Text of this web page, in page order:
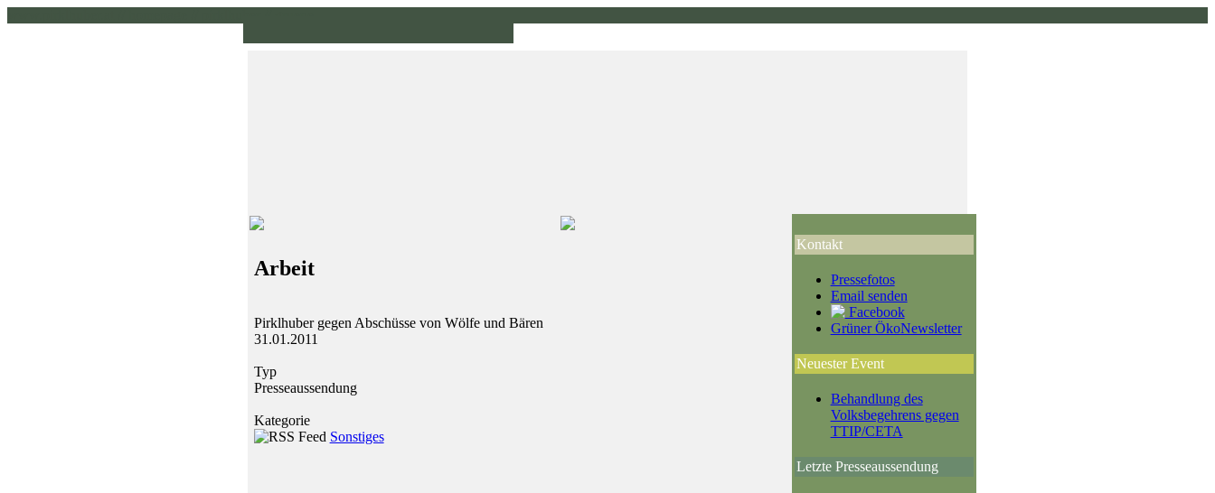
Arbeit
Pirklhuber gegen Abschüsse von Wölfe und Bären
31.01.2011
Typ
Presseaussendung
Kategorie
Sonstiges
Kontakt
Pressefotos
Email senden
Facebook
Grüner ÖkoNewsletter
Neuester Event
Behandlung des
Volksbegehrens gegen
TTIP/CETA
Letzte Presseaussendung